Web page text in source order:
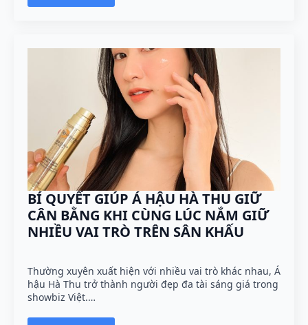
BÍ QUYẾT GIÚP Á HẬU HÀ THU GIỮ
CÂN BẰNG KHI CÙNG LÚC NẮM GIỮ
NHIỀU VAI TRÒ TRÊN SÂN KHẤU
Thường xuyên xuất hiện với nhiều vai trò khác nhau, Á
hậu Hà Thu trở thành người đẹp đa tài sáng giá trong
showbiz Việt.…